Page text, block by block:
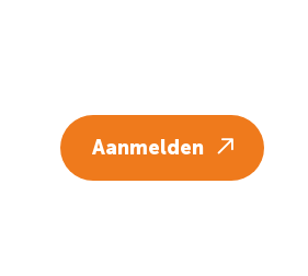
Aanmelden